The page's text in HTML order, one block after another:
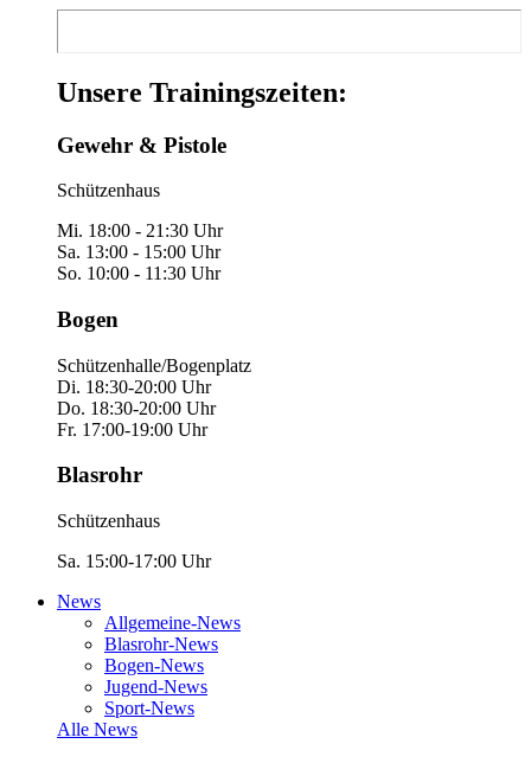
Unsere Trainingszeiten:
Gewehr & Pistole
Schützenhaus
Mi. 18:00 - 21:30 Uhr
Sa. 13:00 - 15:00 Uhr
So. 10:00 - 11:30 Uhr
Bogen
Schützenhalle/Bogenplatz
Di. 18:30-20:00 Uhr
Do. 18:30-20:00 Uhr
Fr. 17:00-19:00 Uhr
Blasrohr
Schützenhaus
Sa. 15:00-17:00 Uhr
News
Allgemeine-News
Blasrohr-News
Bogen-News
Jugend-News
Sport-News
Alle News